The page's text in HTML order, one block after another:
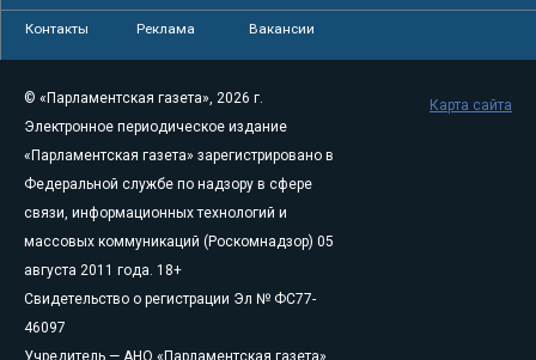
Контакты Реклама Вакансии
© «Парламентская газета», 2026 г.
Электронное периодическое издание
«Парламентская газета» зарегистрировано в
Федеральной службе по надзору в сфере
связи, информационных технологий и
массовых коммуникаций (Роскомнадзор) 05
августа 2011 года. 18+
Свидетельство о регистрации Эл № ФС77-
46097
Учредитель — АНО «Парламентская газета»
Карта сайта